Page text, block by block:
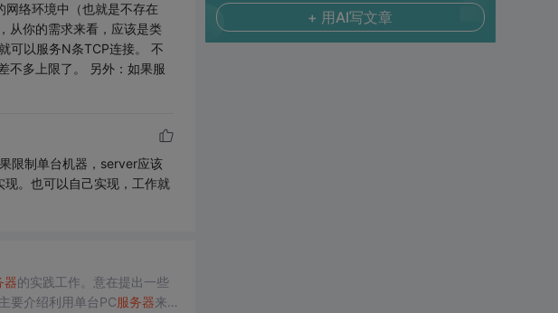
络环境中（也就是不存在
从你的需求来看，应该是类
可以服务N条TCP连接。 不
不多上限了。 另外：如果服
限制单台机器，server应该
。也可以自己实现，工作就
器的实践工作。意在提出一些
成本的目的。 摘要：本文主要介绍利用单台PC服务器来实
+ 用AI写文章